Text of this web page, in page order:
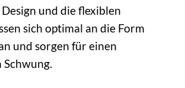
und die flexiblen
sich optimal an die Form
und sorgen für einen